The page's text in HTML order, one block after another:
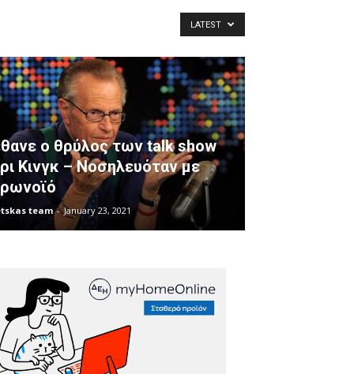
LATEST
ο θρύλος των talk show
Κινγκ – Νοσηλευόταν με
team - January 23, 2021